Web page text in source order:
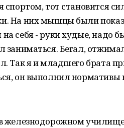
спортом, тот становится
На них мышцы были
себя - руки худые, надо
заниматься. Бегал,
Так я и младшего брата
он выполнил нормативы
железнодорожном